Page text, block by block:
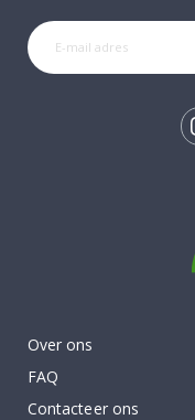
Over ons
FAQ
Contacteer ons